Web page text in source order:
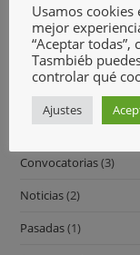
Agresión concejal
Comunicados (3)
Contracorriente(1)
Convocatorias(3)
Noticias(2)
Pasadas(1)
Usamos
mejor
“Aceptar todas”,
Tasmbiéb
controlar qué
Ajustes